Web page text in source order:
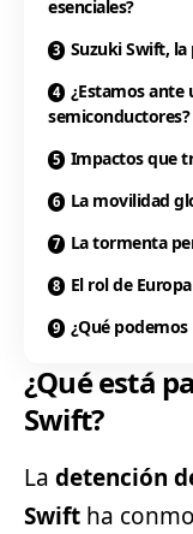
esenciales?
Suzuki Swift,
¿Estamos ante
semiconductores?
Impactos que
La movilidad
La tormenta
El rol de
¿Qué
¿Qué está
Swift?
La detención
Swift ha